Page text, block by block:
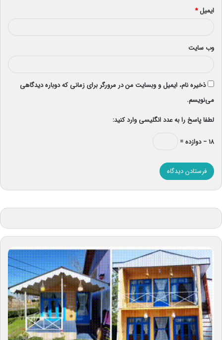
ایمیل*
وب‌ سایت
ذخیره نام، ایمیل و وبسایت من در مرورگر برای زمانی که دوباره دیدگاهی
می‌نویسم.
لطفا پاسخ را به عدد انگلیسی وارد کنید:
۱۸ − دوازده =